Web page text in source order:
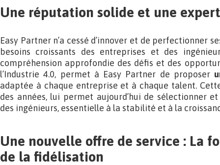
Une réputation solide et une
Easy Partner n’a cessé d’innover et de perfectionner
besoins croissants des entreprises et des
compréhension approfondie des défis et des
l’Industrie 4.0, permet à Easy Partner de proposer
adaptée à chaque entreprise et à chaque talent.
des années, lui permet aujourd’hui de sélectionner
des ingénieurs, essentielle à la stabilité et à la
Une nouvelle offre de service : La
de la fidélisation